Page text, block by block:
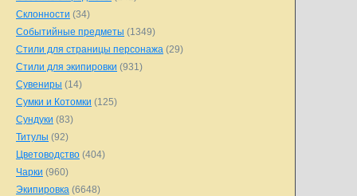
Склонности (34)
Событийные предметы (1349)
Стили для страницы персонажа (29)
Стили для экипировки (931)
Сувениры (14)
Сумки и Котомки (125)
Сундуки (83)
Титулы (92)
Цветоводство (404)
Чарки (960)
Экипировка (6648)